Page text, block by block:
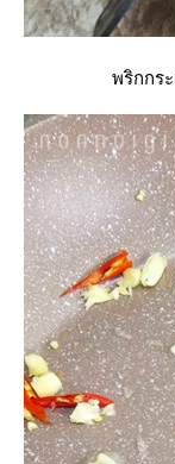
พริกกร